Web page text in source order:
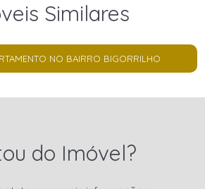
Similares
NO BAIRRO BIGORRILHO
do Imóvel?